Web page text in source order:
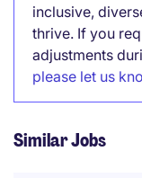
inclusive,
thrive. If you
adjustments
please let us
Similar Jobs